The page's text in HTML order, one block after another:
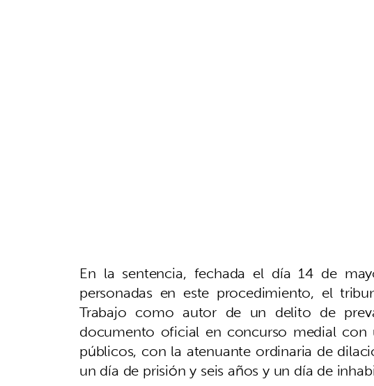
En la sentencia, fechada el día 14 de
personadas en este procedimiento, el
Trabajo como autor de un delito de
documento oficial en concurso medial
públicos, con la atenuante ordinaria de
un día de prisión y seis años y un día de